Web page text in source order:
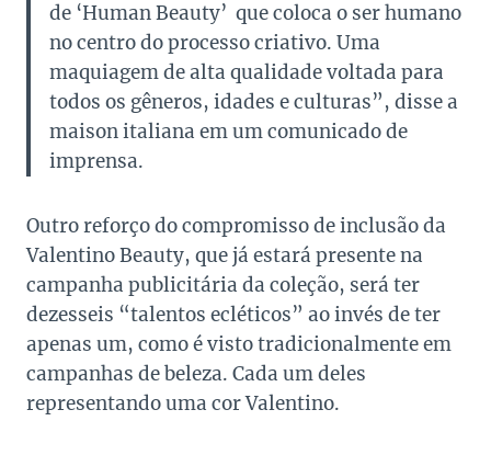
de ‘Human Beauty’ que coloca o ser humano
no centro do processo criativo. Uma
maquiagem de alta qualidade voltada para
todos os gêneros, idades e culturas”, disse a
maison italiana em um comunicado de
imprensa.
Outro reforço do compromisso de inclusão da
Valentino Beauty, que já estará presente na
campanha publicitária da coleção, será ter
dezesseis “talentos ecléticos” ao invés de ter
apenas um, como é visto tradicionalmente em
campanhas de beleza. Cada um deles
representando uma cor Valentino.